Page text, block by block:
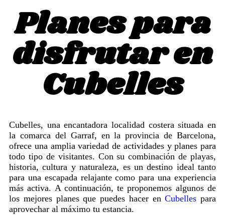
Planes para
disfrutar en
Cubelles
Cubelles, una encantadora localidad costera situada en
la comarca del Garraf, en la provincia de Barcelona,
ofrece una amplia variedad de actividades y planes para
todo tipo de visitantes. Con su combinación de playas,
historia, cultura y naturaleza, es un destino ideal tanto
para una escapada relajante como para una experiencia
más activa. A continuación, te proponemos algunos de
los mejores planes que puedes hacer enCubelles para
aprovechar al máximo tu estancia.